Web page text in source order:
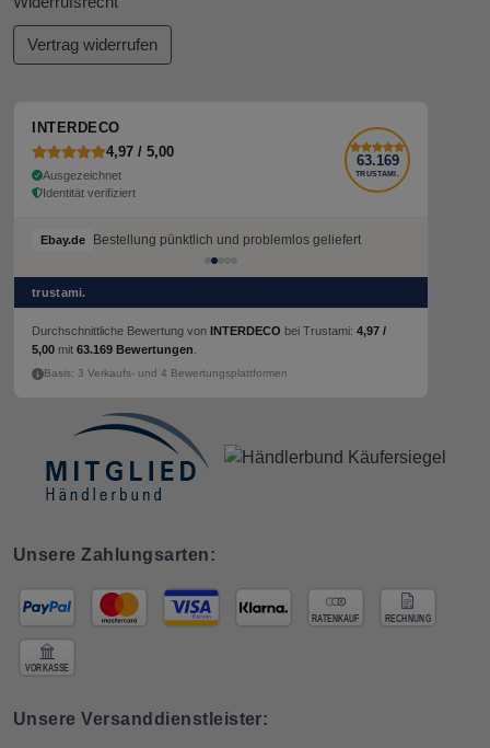
Vertrag widerrufen
INTERDECO
4,97 / 5,00
Ausgezeichnet
Identität verifiziert
63.169
TRUSTAMI.
Ebay.de Bestellung pünktlich und problemlos geliefert
trustami.
Durchschnittliche Bewertung von INTERDECO bei Trustami: 4,97 /
5,00 mit 63.169 Bewertungen
Basis: 3 Verkaufs- und 4 Bewertungsplattformen
Unsere Zahlungsarten:
Unsere Versanddienstleister: